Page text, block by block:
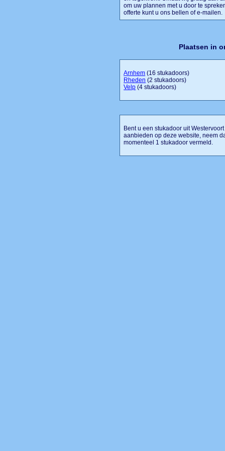
om uw plannen met u door te
offerte kunt u ons bellen of e-mailen.
Plaatsen in
Arnhem (16 stukadoors)
Rheden (2 stukadoors)
Velp (4 stukadoors)
Bent u een stukadoor uit
aanbieden op deze website, neem
momenteel 1 stukadoor vermeld.